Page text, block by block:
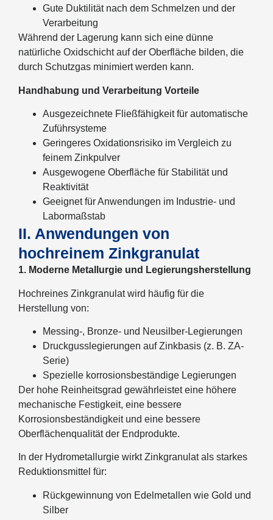
Gute Duktilität nach dem Schmelzen und der
Verarbeitung
Während der Lagerung kann sich eine dünne
natürliche Oxidschicht auf der Oberfläche bilden, die
durch Schutzgas minimiert werden kann.
Handhabung und Verarbeitung Vorteile
Ausgezeichnete Fließfähigkeit für automatische
Zuführsysteme
Geringeres Oxidationsrisiko im Vergleich zu
feinem Zinkpulver
Ausgewogene Oberfläche für Stabilität und
Reaktivität
Geeignet für Anwendungen im Industrie- und
Labormaßstab
II. Anwendungen von
hochreinem Zinkgranulat
1. Moderne Metallurgie und Legierungsherstellung
Hochreines Zinkgranulat wird häufig für die
Herstellung von:
Messing-, Bronze- und Neusilber-Legierungen
Druckgusslegierungen auf Zinkbasis (z. B. ZA-
Serie)
Spezielle korrosionsbeständige Legierungen
Der hohe Reinheitsgrad gewährleistet eine höhere
mechanische Festigkeit, eine bessere
Korrosionsbeständigkeit und eine bessere
Oberflächenqualität der Endprodukte.
In der Hydrometallurgie wirkt Zinkgranulat als starkes
Reduktionsmittel für:
Rückgewinnung von Edelmetallen wie Gold und
Silber